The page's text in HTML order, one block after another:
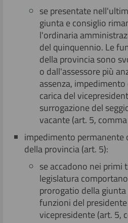
se presentate
giunta e consiglio
l'ordinaria
del quinquennio. Le
della provincia sono
o dall'assessore più
assenza,
carica del
surrogazione del
vacante (art. 5,
impedimento permanente
della provincia (art. 5):
se accadono nei primi
legislatura
prorogatio della
funzioni del
vicepresidente (art. 5,